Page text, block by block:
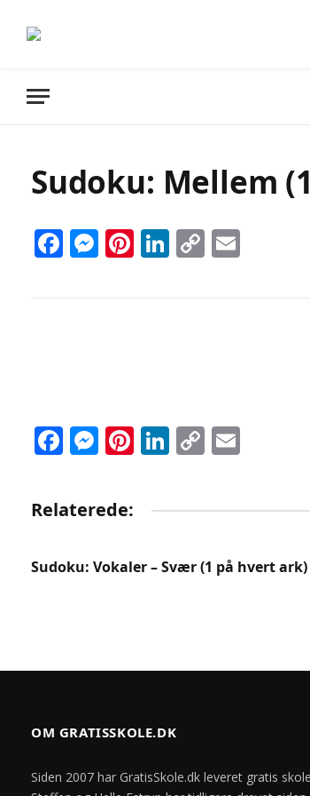
Sudoku: Mellem
Facebook
Messenger
Pinterest
LinkedIn
Copy
Facebook
Messenger
Pinterest
LinkedIn
Copy
Relaterede:
Sudoku: Vokaler – Svær (1 på hvert ark)
OM GRATISSKOLE.DK
Siden 2007 har GratisSkole.dk leveret gratis